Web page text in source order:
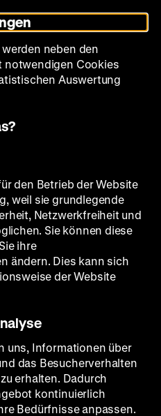
Industrie und
2023, 18.00-19.30 Uhr
neben den
Cookies
Auswertung
den Betrieb der Website
weil sie grundlegende
Netzwerkfreiheit und
Sie können diese
ihre
ändern. Dies kann sich
der Website
uns, Informationen über
das Besucherverhalten
erhalten. Dadurch
kontinuierlich
Bedürfnisse anpassen.